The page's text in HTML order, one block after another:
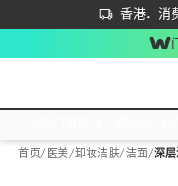
香港．消
立即成为
首次APP下单买
首页/ 医美/卸妆洁肤/洁面/深